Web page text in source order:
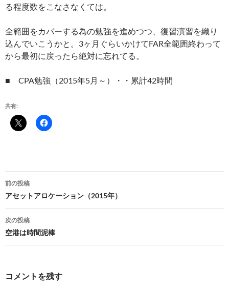
る程度数をこなさなくては。
全範囲をカバーする為の勉強を進めつつ、復習演習を織り
込んでいこうかと。3ヶ月ぐらいかけてFAR全範囲終わって
から最初に戻ったら絶対に忘れてる。
■ CPA勉強（2015年5月～）・・累計42時間
共有:
投
稿
ナ
ビ
ゲ
前の投稿
アセットアロケーション（2015年）
次の投稿
空港は時間泥棒
コメントを残す